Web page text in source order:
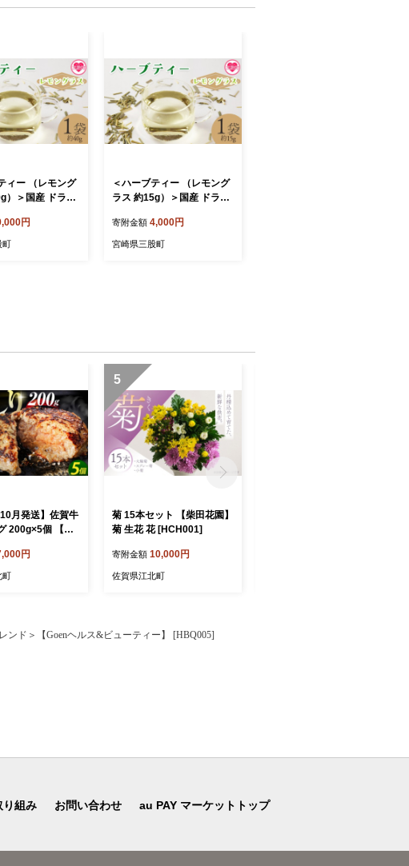
ィー （レモング
）＞国産 ドライ
ハーブティード
ックスタイム 休
円
町
＜ハーブティー （レモング
ラス 約15g）＞国産 ドライ
っとひと息 ハーブティード
リンク リラックスタイム 休
寄附金額 4,000円
宮崎県三股町
10月発送】佐賀牛
200g×5個 【肉
円
町
5
菊 15本セット 【柴田花園】
菊 生花 花 [HCH001]
寄附金額 10,000円
佐賀県江北町
ンド＞【Goenヘルス&ビューティー】 [HBQ005]
り組み お問い合わせ au PAY マーケットトップ